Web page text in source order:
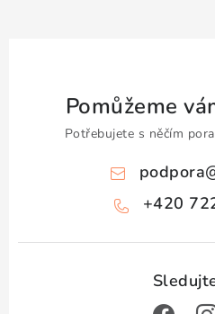
Pomůžeme
Potřebujete s něčím
podpora
+420